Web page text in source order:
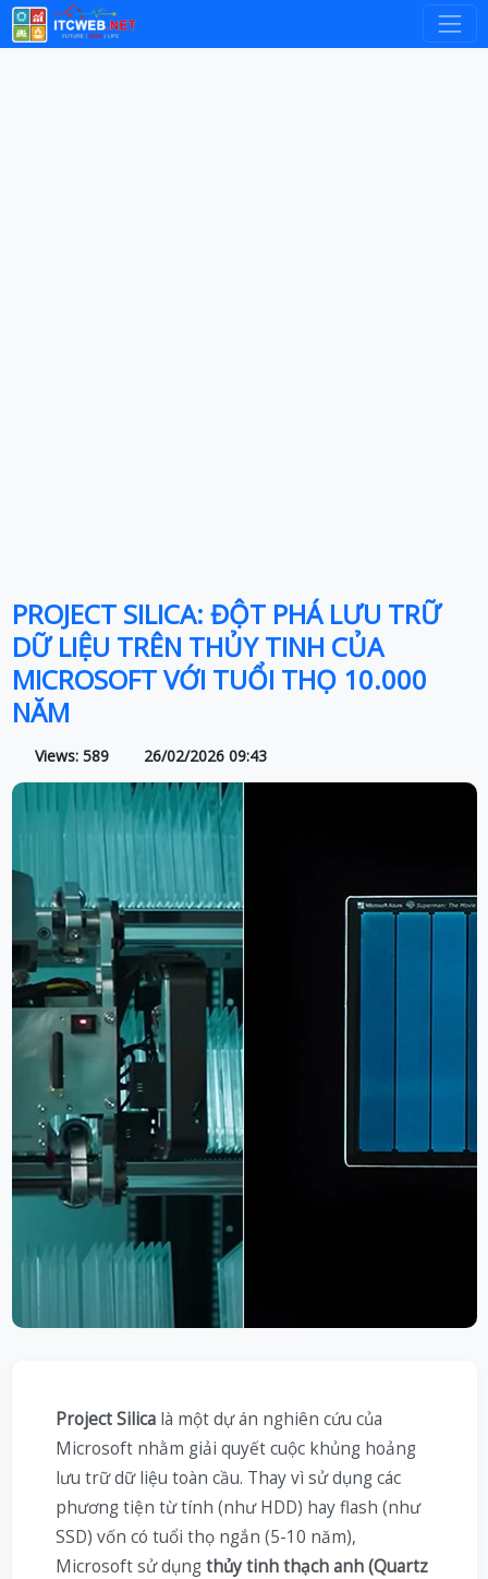
PROJECT SILICA: ĐỘT PHÁ LƯU TRỮ
DỮ LIỆU TRÊN THỦY TINH CỦA
MICROSOFT VỚI TUỔI THỌ 10.000
NĂM
Views: 589 26/02/2026 09:43
Project Silicalà một dự án nghiên cứu của
Microsoft nhằm giải quyết cuộc khủng hoảng
lưu trữ dữ liệu toàn cầu. Thay vì sử dụng các
phương tiện từ tính (như HDD) hay flash (như
SSD) vốn có tuổi thọ ngắn (5-10 năm),
Microsoft sử dụngthủy tinh thạch anh (Quartz